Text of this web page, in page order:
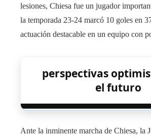
lesiones, Chiesa fue un jugador
la temporada 23-24 marcó 10 goles en
actuación destacable en un equipo con
perspectivas
el futuro
Ante la inminente marcha de Chiesa, la